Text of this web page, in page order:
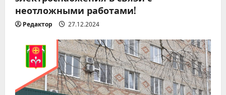
неотложными работами!
Редактор 27.12.2024